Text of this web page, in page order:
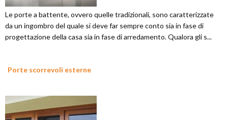
Le porte a battente, ovvero quelle tradizionali, sono caratterizzate
da un ingombro del quale si deve far sempre conto sia in fase di
progettazione della casa sia in fase di arredamento. Qualora gli s...
Porte scorrevoli esterne